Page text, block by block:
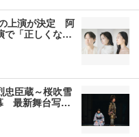
上演が決定 阿
で「正しくな…
臣蔵～桜吹雪
最新舞台写…